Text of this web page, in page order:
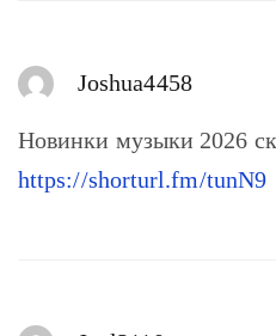
Joshua4458
Новинки музыки 2026
https://shorturl.fm/tunN9